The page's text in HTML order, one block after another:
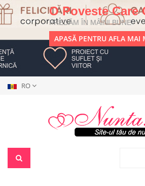
O Poveste Care
PREDĂM ÎN MÂINI BUNE
APASĂ PENTRU AFLA MAI
RO